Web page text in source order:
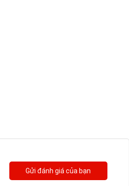
Gửi đánh giá của bạn